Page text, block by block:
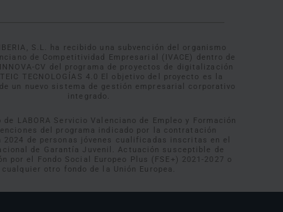
IBERIA, S.L. ha recibido una subvención del organismo
de Competitividad Empresarial (IVACE) dentro de
CV del programa de proyectos de digitalización
TECNOLOGÍAS 4.0 El objetivo del proyecto es la
un nuevo sistema de gestión empresarial corporativo
integrado.
de LABORA Servicio Valenciano de Empleo y Formación
del programa indicado por la contratación
2024 de personas jóvenes cualificadas inscritas en el
de Garantía Juvenil. Actuación susceptible de
por el Fondo Social Europeo Plus (FSE+) 2021-2027 o
cualquier otro fondo de la Unión Europea.